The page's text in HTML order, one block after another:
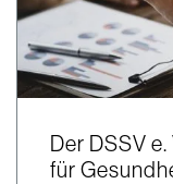
Der DSSV
für